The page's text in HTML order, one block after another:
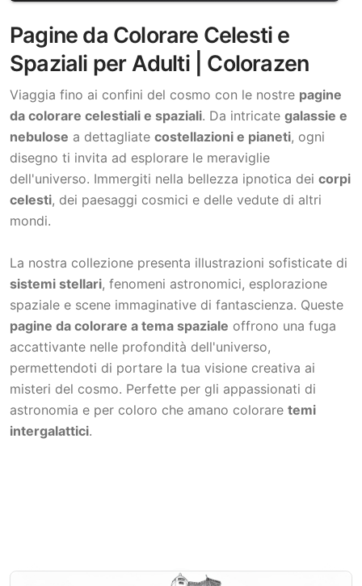
Pagine da Colorare Celesti e
Spaziali per Adulti | Colorazen
Viaggia fino ai confini del cosmo con le nostre pagine
da colorare celestiali e spaziali. Da intricate galassie e
nebulose a dettagliate costellazioni e pianeti, ogni
disegno ti invita ad esplorare le meraviglie
dell'universo. Immergiti nella bellezza ipnotica dei corpi
celesti, dei paesaggi cosmici e delle vedute di altri
mondi.
La nostra collezione presenta illustrazioni sofisticate di
sistemi stellari, fenomeni astronomici, esplorazione
spaziale e scene immaginative di fantascienza. Queste
pagine da colorare a tema spaziale offrono una fuga
accattivante nelle profondità dell'universo,
permettendoti di portare la tua visione creativa ai
misteri del cosmo. Perfette per gli appassionati di
astronomia e per coloro che amano colorare temi
intergalattici.